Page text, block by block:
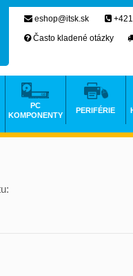
eshop@itsk.sk
Často kladené otázky
PC
KOMPONENTY
PERIFÉRIE